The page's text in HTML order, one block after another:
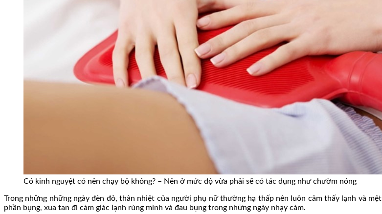
Có kinh nguyệt có nên chạy bộ không? – Nên ở mức độ vừa phải sẽ có tác dụng như chườm nóng
Trong những những ngày đèn đỏ, thân nhiệt của người phụ nữ thường hạ thấp nên luôn cảm thấy lạnh và
phần bụng, xua tan đi cảm giác lạnh rùng mình và đau bụng trong những ngày nhạy cảm.